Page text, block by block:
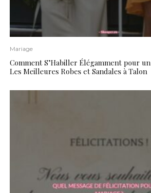
Mariage
Comment S’Habiller Élégamment pour un
Les Meilleures Robes et Sandales à Talon